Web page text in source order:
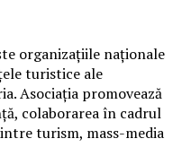
organizațiile naționale
turistice ale
Asociația promovează
colaborarea în cadrul
turism, mass-media